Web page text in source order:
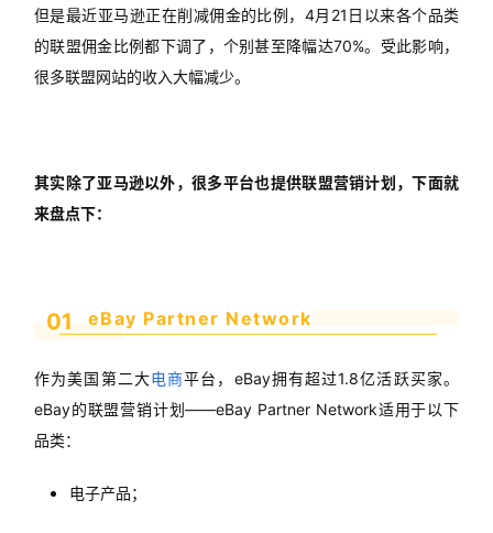
但是最近亚马逊正在削减佣金的比例，4月21日以来各个品类
的联盟佣金比例都下调了，个别甚至降幅达70%。受此影响，
很多联盟网站的收入大幅减少。
其实除了亚马逊以外，很多平台也提供联盟营销计划，下面就
来盘点下：
01 eBay Partner Network
作为美国第二大电商平台，eBay拥有超过1.8亿活跃买家。
eBay的联盟营销计划——eBay Partner Network适用于以下
品类：
电子产品；